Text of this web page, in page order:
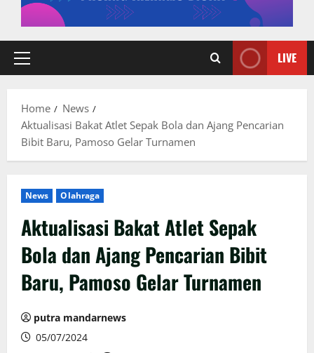
Primary
LIVE
Home
News
Aktualisasi Bakat Atlet Sepak Bola dan Ajang Pencarian
Bibit Baru, Pamoso Gelar Turnamen
News Olahraga
Aktualisasi Bakat Atlet Sepak
Bola dan Ajang Pencarian Bibit
Baru, Pamoso Gelar Turnamen
putra mandarnews
05/07/2024